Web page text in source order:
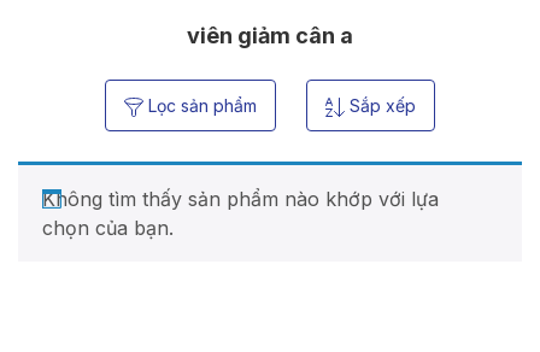
viên giảm cân a
Lọc sản phẩm Sắp xếp
Không tìm thấy sản phẩm nào khớp với lựa
chọn của bạn.